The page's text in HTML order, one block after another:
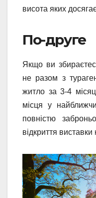
висота яких
По-друге
Якщо ви
не разом з
житло за 3-4
місця у
повністю
відкриття